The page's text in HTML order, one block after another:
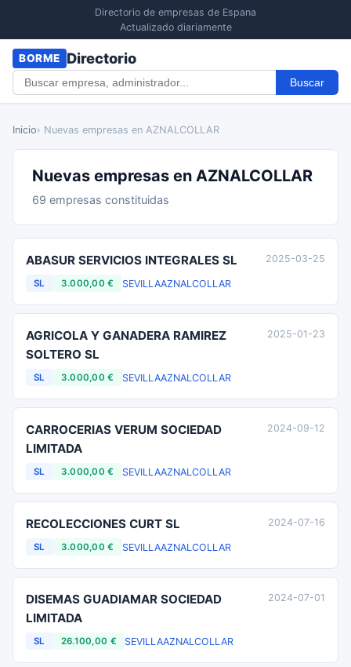
Directorio de empresas de Espana
Actualizado diariamente
BORME Directorio
Buscar
Inicio› Nuevas empresas en AZNALCOLLAR
Nuevas empresas en AZNALCOLLAR
69 empresas constituidas
ABASUR SERVICIOS INTEGRALES SL
SL 3.000,00 € SEVILLAAZNALCOLLAR
2025-03-25
AGRICOLA Y GANADERA RAMIREZ
SOLTERO SL
SL 3.000,00 € SEVILLAAZNALCOLLAR
2025-01-23
CARROCERIAS VERUM SOCIEDAD
LIMITADA
SL 3.000,00 € SEVILLAAZNALCOLLAR
2024-09-12
RECOLECCIONES CURT SL
SL 3.000,00 € SEVILLAAZNALCOLLAR
2024-07-16
DISEMAS GUADIAMAR SOCIEDAD
LIMITADA
SL 26.100,00 € SEVILLAAZNALCOLLAR
2024-07-01